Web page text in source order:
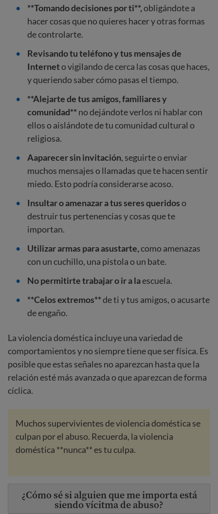
**Tomando decisiones por ti**,obligándote a
hacer cosas que no quieres hacer y otras formas
de controlarte.
Revisando tu teléfono y tus mensajes de
Interneto vigilando de cerca las cosas que haces,
y queriendo saber cómo pasas el tiempo.
**Alejarte de tus amigos, familiares y
comunidad**no dejándote verlos ni hablar con
ellos o aislándote de tu comunidad cultural o
religiosa.
Aaparecer sin invitación, seguirte o enviar
muchos mensajes o llamadas que te hacen sentir
miedo. Esto podría considerarse acoso.
Insultar o amenazar a tus seres queridoso
destruir tus pertenencias y cosas que te
importan.
Utilizar armas para asustarte,como amenazas
con un cuchillo, una pistola o un bate.
No permitirte trabajar o ir a laescuela.
**Celos extremos**de ti y tus amigos, o acusarte
de engaño.
La violencia doméstica incluye una variedad de
comportamientos y no siempre tiene que ser física. Es
posible que estas señales no aparezcan hasta que la
relación esté más avanzada o que aparezcan de forma
cíclica.
Muchos supervivientes de violencia doméstica se
culpan por el abuso. Recuerda, la violencia
doméstica **nunca** es tuculpa.
¿Cómo sé si alguien que me importa está
siendo vícitma de abuso?